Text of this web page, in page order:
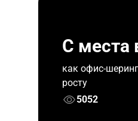
С места
как офис-
росту
5052